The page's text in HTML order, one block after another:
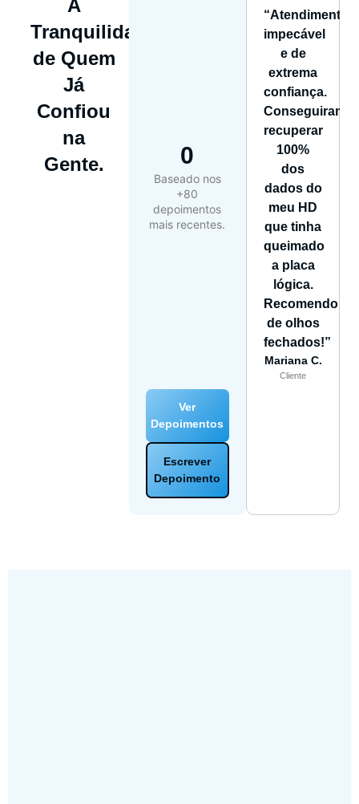
A
Tranquilidade
de Quem
Já
Confiou
na
Gente.
0
Baseado nos
+80
depoimentos
mais recentes.
Ver
Depoimentos
Escrever
Depoimento
“Atendimento
impecável
e de
extrema
confiança.
Conseguiram
recuperar
100%
dos
dados do
meu HD
que tinha
queimado
a placa
lógica.
Recomendo
de olhos
fechados!”
Mariana C.
Cliente